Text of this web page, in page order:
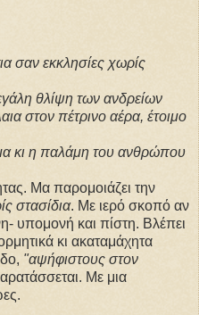
σαν εκκλησίες χωρίς
θλίψη των ανδρείων
στον πέτρινο αέρα, έτοιμο
κι η παλάμη του ανθρώπου
Μα παρομοιάζει την
στασίδια. Με ιερό σκοπό αν
υπομονή και πίστη. Βλέπει
κι ακαταμάχητα
"αψήφιστους στον
Με μια